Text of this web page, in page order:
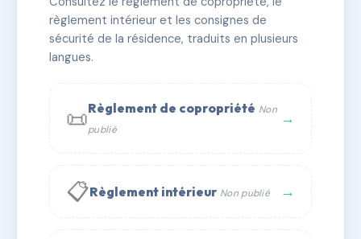
✓ Immatriculée 🏠 12 lots 🏗 1 bâtiment(s)
📞 Contacter Syndic Digital
règlement intérieur et les consignes de
sécurité de la résidence, traduits en plusieurs
langues.
📜Règlement de copropriété Non
publié
→
📋Règlement intérieur Non publié →